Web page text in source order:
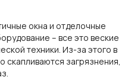
окна и отделочные
– все это веские
техники. Из-за этого в
загрязнения,